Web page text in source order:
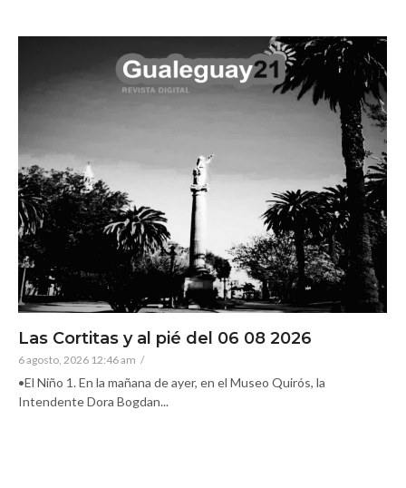
Las Cortitas y al pié del 06 08 2026
6 agosto, 2026 12:46 am /
•El Niño 1. En la mañana de ayer, en el Museo Quirós, la
Intendente Dora Bogdan...